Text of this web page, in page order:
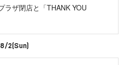
ラザ閉店と「THANK YOU
8/2(Sun)